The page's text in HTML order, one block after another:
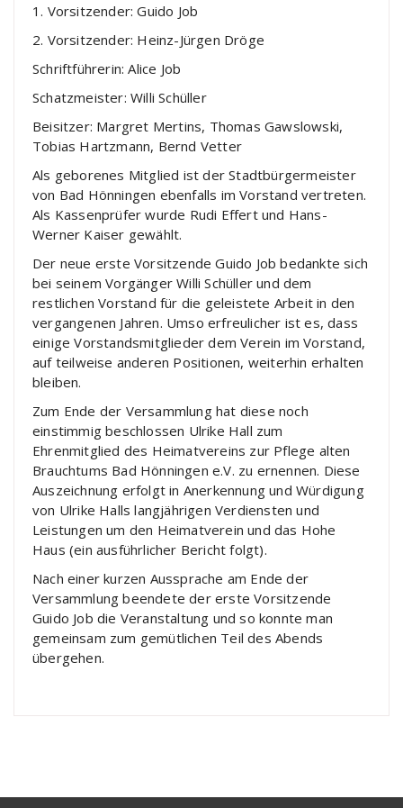
1. Vorsitzender: Guido Job
2. Vorsitzender: Heinz-Jürgen Dröge
Schriftführerin: Alice Job
Schatzmeister: Willi Schüller
Beisitzer: Margret Mertins, Thomas Gawslowski,
Tobias Hartzmann, Bernd Vetter
Als geborenes Mitglied ist der Stadtbürgermeister
von Bad Hönningen ebenfalls im Vorstand vertreten.
Als Kassenprüfer wurde Rudi Effert und Hans-
Werner Kaiser gewählt.
Der neue erste Vorsitzende Guido Job bedankte sich
bei seinem Vorgänger Willi Schüller und dem
restlichen Vorstand für die geleistete Arbeit in den
vergangenen Jahren. Umso erfreulicher ist es, dass
einige Vorstandsmitglieder dem Verein im Vorstand,
auf teilweise anderen Positionen, weiterhin erhalten
bleiben.
Zum Ende der Versammlung hat diese noch
einstimmig beschlossen Ulrike Hall zum
Ehrenmitglied des Heimatvereins zur Pflege alten
Brauchtums Bad Hönningen e.V. zu ernennen. Diese
Auszeichnung erfolgt in Anerkennung und Würdigung
von Ulrike Halls langjährigen Verdiensten und
Leistungen um den Heimatverein und das Hohe
Haus (ein ausführlicher Bericht folgt).
Nach einer kurzen Aussprache am Ende der
Versammlung beendete der erste Vorsitzende
Guido Job die Veranstaltung und so konnte man
gemeinsam zum gemütlichen Teil des Abends
übergehen.